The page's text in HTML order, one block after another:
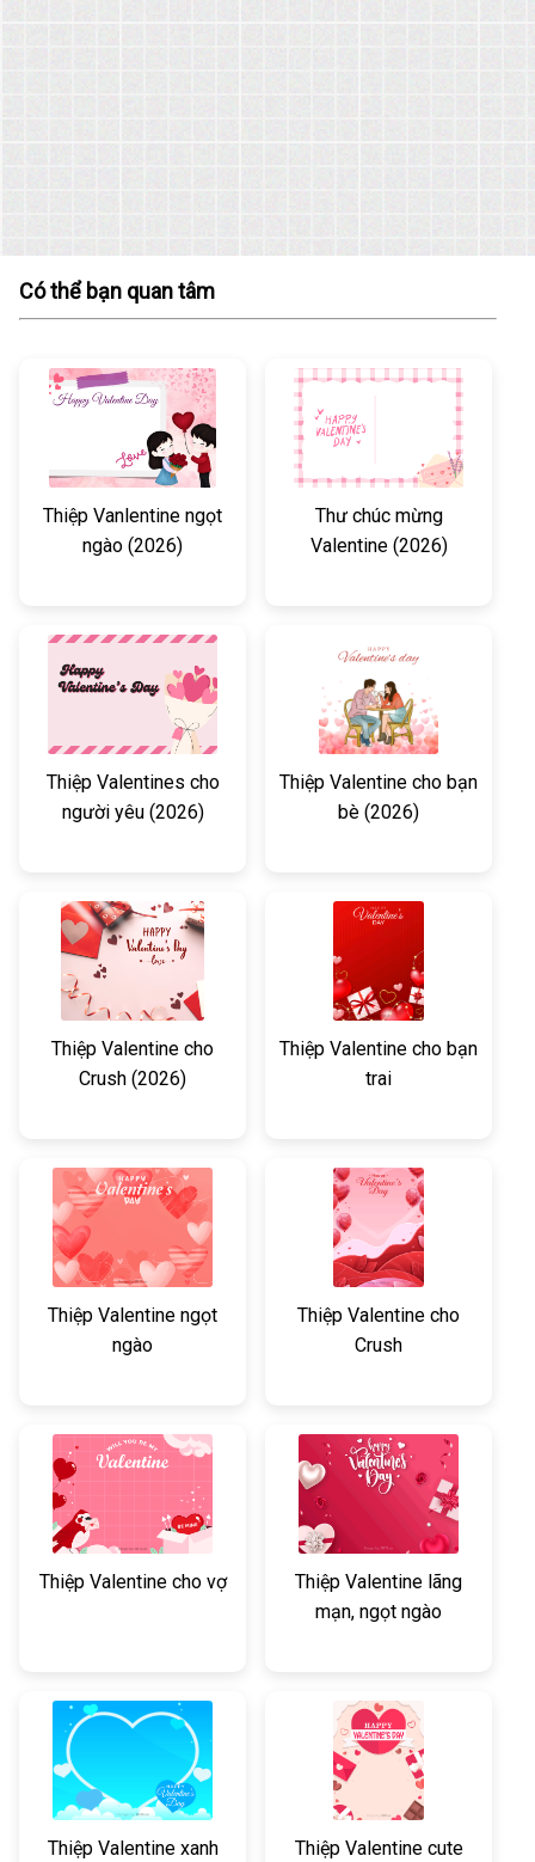
Có thể bạn quan tâm
Thiệp Vanlentine ngọt
ngào (2026)
Thư chúc mừng
Valentine (2026)
Thiệp Valentines cho
người yêu (2026)
Thiệp Valentine cho bạn
bè (2026)
Thiệp Valentine cho
Crush (2026)
Thiệp Valentine cho bạn
trai
Thiệp Valentine ngọt
ngào
Thiệp Valentine cho
Crush
Thiệp Valentine cho vợ
Thiệp Valentine lãng
mạn, ngọt ngào
Thiệp Valentine xanh Thiệp Valentine cute